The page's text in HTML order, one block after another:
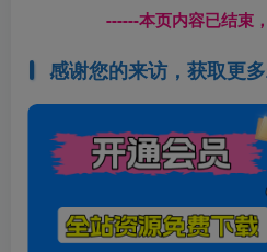
------本页内容已结束
感谢您的来访，获取更